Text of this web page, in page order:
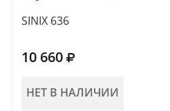
SINIX 636
10 660
НЕТ В НАЛИЧИИ